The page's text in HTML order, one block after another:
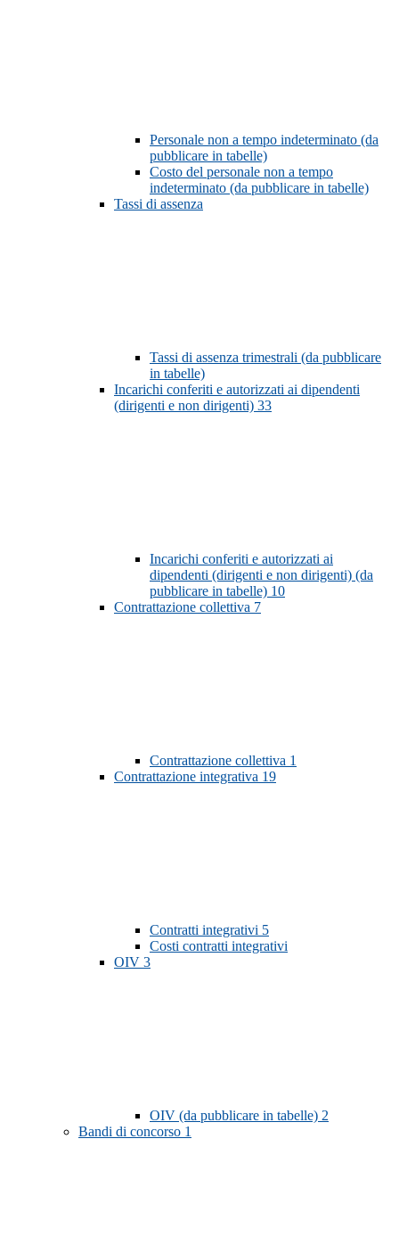
Personale non a tempo indeterminato (da
pubblicare in tabelle)
Costo del personale non a tempo
indeterminato (da pubblicare in tabelle)
Tassi di assenza
Tassi di assenza trimestrali (da pubblicare
in tabelle)
Incarichi conferiti e autorizzati ai dipendenti
(dirigenti e non dirigenti) 33
Incarichi conferiti e autorizzati ai
dipendenti (dirigenti e non dirigenti) (da
pubblicare in tabelle) 10
Contrattazione collettiva 7
Contrattazione collettiva 1
Contrattazione integrativa 19
Contratti integrativi 5
Costi contratti integrativi
OIV 3
OIV (da pubblicare in tabelle) 2
Bandi di concorso 1